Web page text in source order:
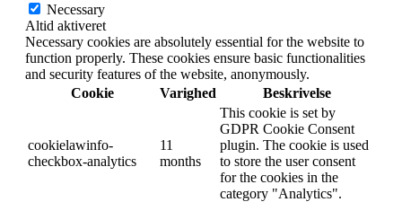
Necessary
Altid aktiveret
Necessary cookies are absolutely essential for the website to
function properly. These cookies ensure basic functionalities
and security features of the website, anonymously.
Cookie
Varighed Beskrivelse
cookielawinfo-
checkbox-analytics
11
months
This cookie is set by
GDPR Cookie Consent
plugin. The cookie is used
to store the user consent
for the cookies in the
category "Analytics".